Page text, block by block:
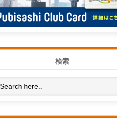
検索